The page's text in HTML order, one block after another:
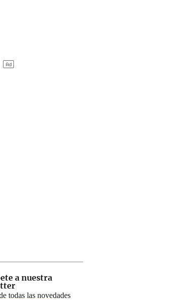
a nuestra
todas las novedades